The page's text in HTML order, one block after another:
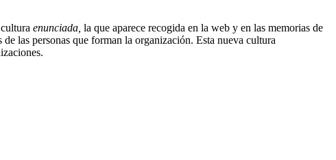
enunciada, la que aparece recogida en la web y en las memorias de
las personas que forman la organización. Esta nueva cultura